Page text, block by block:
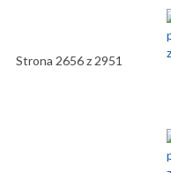
Strona 2656 z 2951